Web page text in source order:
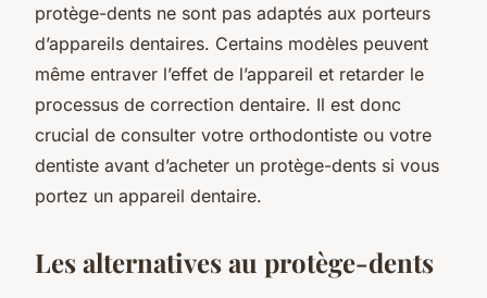
protège-dents ne sont pas adaptés aux porteurs
d’appareils dentaires. Certains modèles peuvent
même entraver l’effet de l’appareil et retarder le
processus de correction dentaire. Il est donc
crucial de consulter votre orthodontiste ou votre
dentiste avant d’acheter un protège-dents si vous
portez un appareil dentaire.
Les alternatives au protège-dents